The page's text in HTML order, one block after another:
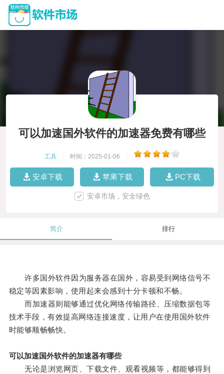
可以加速国外软件的加速器免费有哪些
工具 时间：2025-01-06
安卓下载 苹果下载 PC下载
安卓市场，安全绿色
简介 排行
许多国外软件因为服务器在国外，容易受到网络信号不
稳定等因素影响，使用起来会感到十分卡顿和不畅。
而加速器则能够通过优化网络传输路径、压缩数据包等
技术手段，有效提高网络连接速度，让用户在使用国外软件
时能够顺畅畅快。
可以加速国外软件的加速器有哪些
无论是浏览网页、下载文件、观看视频等，都能够得到